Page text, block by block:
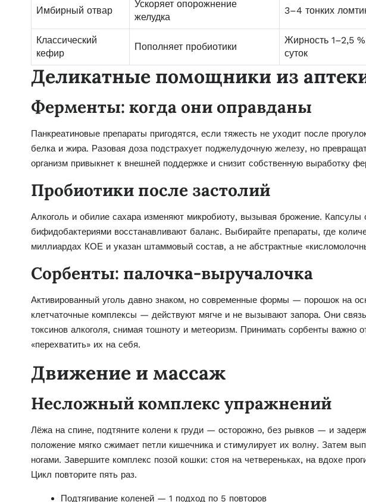
Имбирный отвар
Ускоряет опорожнение
желудка
3–4 тонких
Классический
кефир
Пополняет пробиотики
Жирность 1–2,5
суток
Деликатные помощники из
Ферменты: когда они оправданы
Панкреатиновые препараты пригодятся, если тяжесть не уходит после
белка и жира. Разовая доза подстрахует поджелудочную железу, но
организм привыкнет к внешней поддержке и снизит собственную выработку
Пробиотики после застолий
Алкоголь и обилие сахара изменяют микробиоту, вызывая брожение. Капсулы
бифидобактериями восстанавливают баланс. Выбирайте препараты, где
миллиардах КОЕ и указан штаммовый состав, а не абстрактные
Сорбенты: палочка-выручалочка
Активированный уголь давно знаком, но современные формы — порошок на
клетчаточные комплексы — действуют мягче и не вызывают запора. Они
токсинов алкоголя, снимая тошноту и метеоризм. Принимать сорбенты важно
«перехватить» их на себя.
Движение и массаж
Несложный комплекс упражнений
Лёжа на спине, подтяните колени к груди — осторожно, без рывков — и
положение мягко сжимает петли кишечника и стимулирует их волну. Затем
ногами. Завершите комплекс позой кошки: стоя на четвереньках, на вдохе
Цикл повторите пять раз.
Подтягивание коленей — 1 подход по 5 повторов